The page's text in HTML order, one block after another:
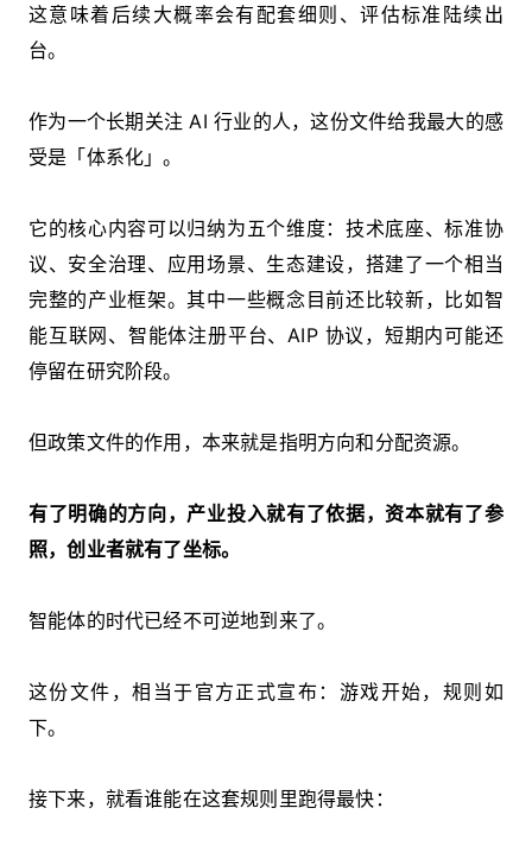
这意味着后续大概率会有配套细则、评估标准陆续出
台。
作为一个长期关注 AI 行业的人，这份文件给我最大的感
受是「体系化」。
它的核心内容可以归纳为五个维度：技术底座、标准协
议、安全治理、应用场景、生态建设，搭建了一个相当
完整的产业框架。其中一些概念目前还比较新，比如智
能互联网、智能体注册平台、AIP 协议，短期内可能还
停留在研究阶段。
但政策文件的作用，本来就是指明方向和分配资源。
有了明确的方向，产业投入就有了依据，资本就有了参
照，创业者就有了坐标。
智能体的时代已经不可逆地到来了。
这份文件，相当于官方正式宣布：游戏开始，规则如
下。
接下来，就看谁能在这套规则里跑得最快：